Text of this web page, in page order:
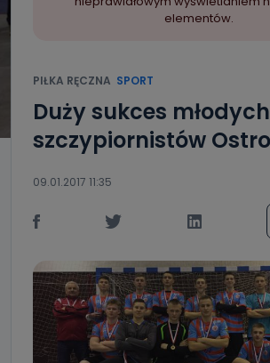
elementów.
PIŁKA RĘCZNA SPORT
Duży sukces młodych
szczypiornistów
09.01.2017 11:35